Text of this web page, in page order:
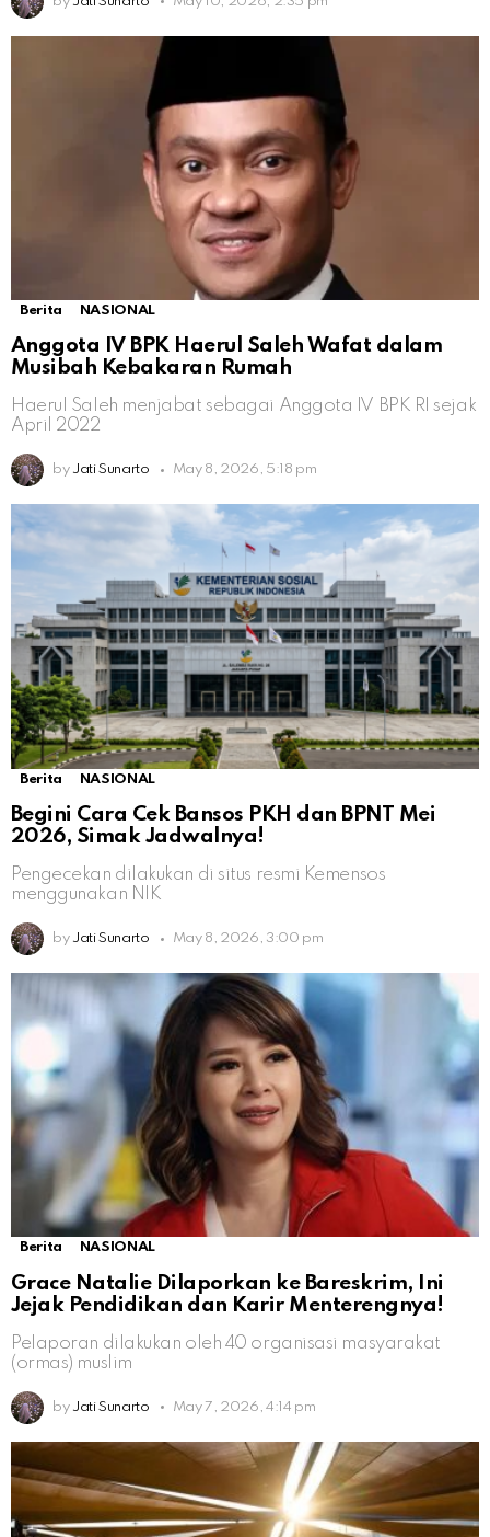
Berita NASIONAL
Anggota IV BPK Haerul Saleh Wafat dalam
Musibah Kebakaran Rumah
Haerul Saleh menjabat sebagai Anggota IV BPK RI sejak
April 2022
by Jati Sunarto May 8, 2026, 5:18 pm
Berita NASIONAL
Begini Cara Cek Bansos PKH dan BPNT Mei
2026, Simak Jadwalnya!
Pengecekan dilakukan di situs resmi Kemensos
menggunakan NIK
by Jati Sunarto May 8, 2026, 3:00 pm
Berita NASIONAL
Grace Natalie Dilaporkan ke Bareskrim, Ini
Jejak Pendidikan dan Karir Menterengnya!
Pelaporan dilakukan oleh 40 organisasi masyarakat
(ormas) muslim
by Jati Sunarto May 7, 2026, 4:14 pm